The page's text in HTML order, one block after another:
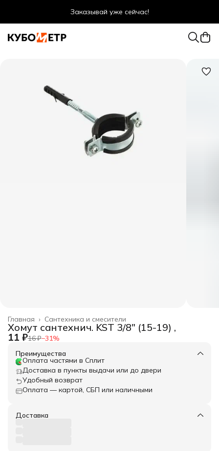
Заказывай уже сейчас!
Оптовые цены даже для физ. лиц
Сантехника и смесители
Главная ›
Хомут сантехнич. KST 3/8" (15-19) ,
11 ₽16 ₽−31%
Преимущества
Оплата частями в Сплит
Доставка в пункты выдачи или до двери
Удобный возврат
Оплата — картой, СБП или наличными
Доставка